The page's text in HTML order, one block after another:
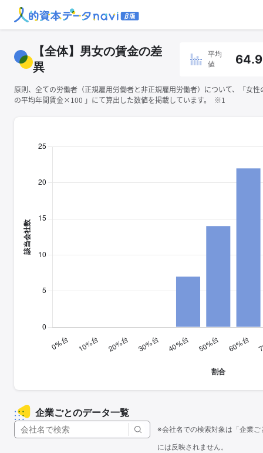
【全体】男女の賃金の差
異
平均
値
原則、全ての労働者（正規雇用労働者と非正規雇用労働者）について、「女
の平均年間賃金×100 」にて算出した数値を掲載しています。 ※1
企業ごとのデータ一覧
※会社名での検索対象は「企業
には反映されません。